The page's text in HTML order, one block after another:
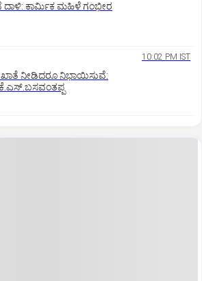
ದಾಳಿ: ಕಾರ್ಮಿಕ ಮಹಿಳೆ ಗಂಭೀರ
10:02 PM IST
ನೀಡಿದರೂ ನಿಭಾಯಿಸುವೆ: